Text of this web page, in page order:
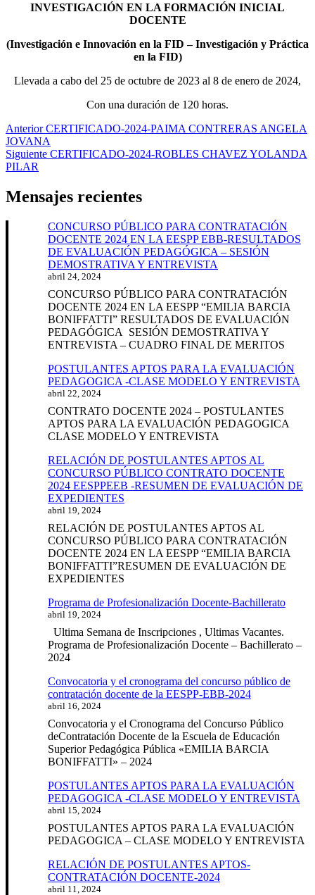
INVESTIGACIÓN EN LA FORMACIÓN INICIAL
DOCENTE
(Investigación e Innovación en la FID – Investigación y Práctica
en la FID)
Llevada a cabo del 25 de octubre de 2023 al 8 de enero de 2024,
Con una duración de 120 horas.
Navegación
de
entradas
Anterior Entrada
anterior:
CERTIFICADO-2024-PAIMA CONTRERAS ANGELA
JOVANA
Siguiente Entrada
CERTIFICADO-2024-ROBLES CHAVEZ YOLANDA
PILAR
Mensajes recientes
CONCURSO PÚBLICO PARA CONTRATACIÓN
DOCENTE 2024 EN LA EESPP EBB-RESULTADOS
DE EVALUACIÓN PEDAGÓGICA – SESIÓN
DEMOSTRATIVA Y ENTREVISTA
abril 24, 2024
CONCURSO PÚBLICO PARA CONTRATACIÓN
DOCENTE 2024 EN LA EESPP “EMILIA BARCIA
BONIFFATTI” RESULTADOS DE EVALUACIÓN
PEDAGÓGICA SESIÓN DEMOSTRATIVA Y
ENTREVISTA – CUADRO FINAL DE MERITOS
POSTULANTES APTOS PARA LA EVALUACIÓN
PEDAGOGICA -CLASE MODELO Y ENTREVISTA
abril 22, 2024
CONTRATO DOCENTE 2024 – POSTULANTES
APTOS PARA LA EVALUACIÓN PEDAGOGICA
CLASE MODELO Y ENTREVISTA
RELACIÓN DE POSTULANTES APTOS AL
CONCURSO PÚBLICO CONTRATO DOCENTE
2024 EESPPEEB -RESUMEN DE EVALUACIÓN DE
EXPEDIENTES
abril 19, 2024
RELACIÓN DE POSTULANTES APTOS AL
CONCURSO PÚBLICO PARA CONTRATACIÓN
DOCENTE 2024 EN LA EESPP “EMILIA BARCIA
BONIFFATTI”RESUMEN DE EVALUACIÓN DE
EXPEDIENTES
Programa de Profesionalización Docente-Bachillerato
abril 19, 2024
Ultima Semana de Inscripciones , Ultimas Vacantes.
Programa de Profesionalización Docente – Bachillerato –
2024
Convocatoria y el cronograma del concurso público de
contratación docente de la EESPP-EBB-2024
abril 16, 2024
Convocatoria y el Cronograma del Concurso Público
deContratación Docente de la Escuela de Educación
Superior Pedagógica Pública «EMILIA BARCIA
BONIFFATTI» – 2024
POSTULANTES APTOS PARA LA EVALUACIÓN
PEDAGOGICA -CLASE MODELO Y ENTREVISTA
abril 15, 2024
POSTULANTES APTOS PARA LA EVALUACIÓN
PEDAGOGICA – CLASE MODELO Y ENTREVISTA
RELACIÓN DE POSTULANTES APTOS-
CONTRATACIÓN DOCENTE-2024
abril 11, 2024